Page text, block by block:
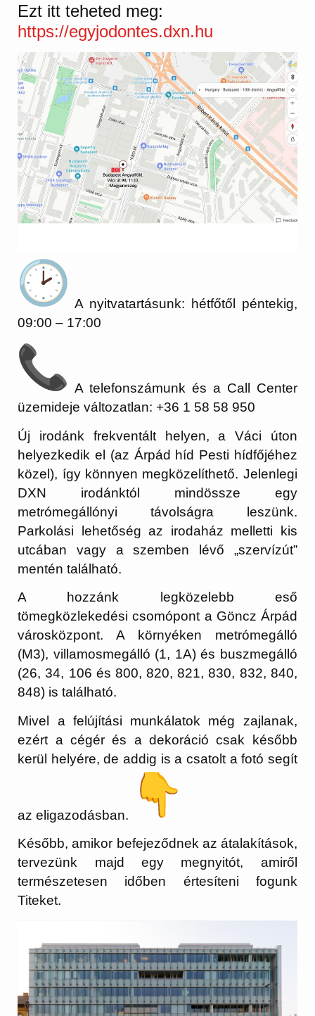
Ezt itt teheted meg:
https://egyjodontes.dxn.hu
A nyitvatartásunk: hétfőtől péntekig,
09:00 – 17:00
A telefonszámunk és a Call Center
üzemideje változatlan: +36 1 58 58 950
Új irodánk frekventált helyen, a Váci úton
helyezkedik el (az Árpád híd Pesti hídfőjéhez
közel), így könnyen megközelíthető. Jelenlegi
DXN irodánktól mindössze egy
metrómegállónyi távolságra leszünk.
Parkolási lehetőség az irodaház melletti kis
utcában vagy a szemben lévő „szervízút”
mentén található.
A hozzánk legközelebb eső
tömegközlekedési csomópont a Göncz Árpád
városközpont. A környéken metrómegálló
(M3), villamosmegálló (1, 1A) és buszmegálló
(26, 34, 106 és 800, 820, 821, 830, 832, 840,
848) is található.
Mivel a felújítási munkálatok még zajlanak,
ezért a cégér és a dekoráció csak később
kerül helyére, de addig is a csatolt a fotó segít
az eligazodásban.
Később, amikor befejeződnek az átalakítások,
tervezünk majd egy megnyitót, amiről
természetesen időben értesíteni fogunk
Titeket.